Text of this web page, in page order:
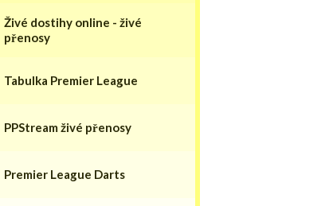
Živé dostihy online - živé
přenosy
Tabulka Premier League
PPStream živé přenosy
Premier League Darts